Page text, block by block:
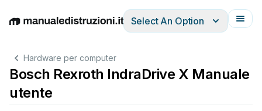
EnglishDeutschEspañolItalianoFrançais
Select An Option
Hardware per computer
Bosch Rexroth IndraDrive X Manuale
utente